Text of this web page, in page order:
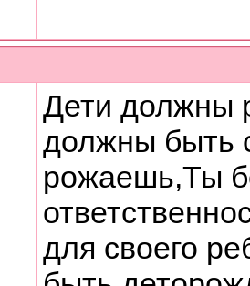
Дети должны
должны быть
рожаешь,Ты
для своего